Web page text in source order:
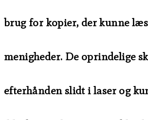
brug for kopier, der kunne
menigheder. De oprindelige
efterhånden slidt i laser og